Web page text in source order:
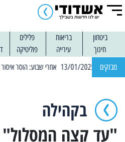
ביטחון בריאות פלילים
חינוך
עירייה פוליטיקה
מבזקים
בקהילה
"עד קצה